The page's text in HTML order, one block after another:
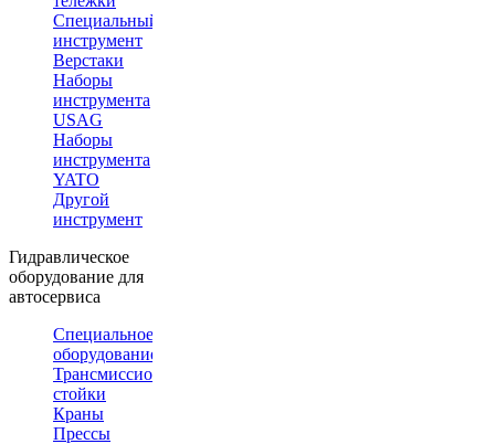
Специальный
инструмент
Верстаки
Наборы
инструмента
USAG
Наборы
инструмента
YATO
Другой
инструмент
Гидравлическое
оборудование для
автосервиса
Специальное
оборудование
Трансмиссионные
стойки
Краны
Прессы